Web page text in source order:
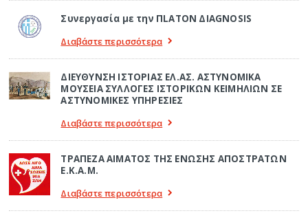
Συνεργασία με την ΠLATON ΔIAGNOSIS
Διαβάστε περισσότερα
ΔΙΕΥΘΥΝΣΗ ΙΣΤΟΡΙΑΣ ΕΛ.ΑΣ. ΑΣΤΥΝΟΜΙΚΑ
ΜΟΥΣΕΙΑ ΣΥΛΛΟΓΕΣ ΙΣΤΟΡΙΚΩΝ ΚΕΙΜΗΛΙΩΝ ΣΕ
ΑΣΤΥΝΟΜΙΚΕΣ ΥΠΗΡΕΣΙΕΣ
Διαβάστε περισσότερα
ΤΡΑΠΕΖΑ ΑΙΜΑΤΟΣ ΤΗΣ ΕΝΩΣΗΣ ΑΠΟΣΤΡΑΤΩΝ
Ε.Κ.Α.Μ.
Διαβάστε περισσότερα